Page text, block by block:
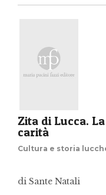
Zita di Lucca.
carità
Cultura e storia
di Sante Natali